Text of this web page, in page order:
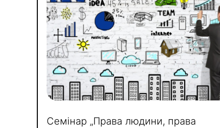
Cемінар „Права людини, права